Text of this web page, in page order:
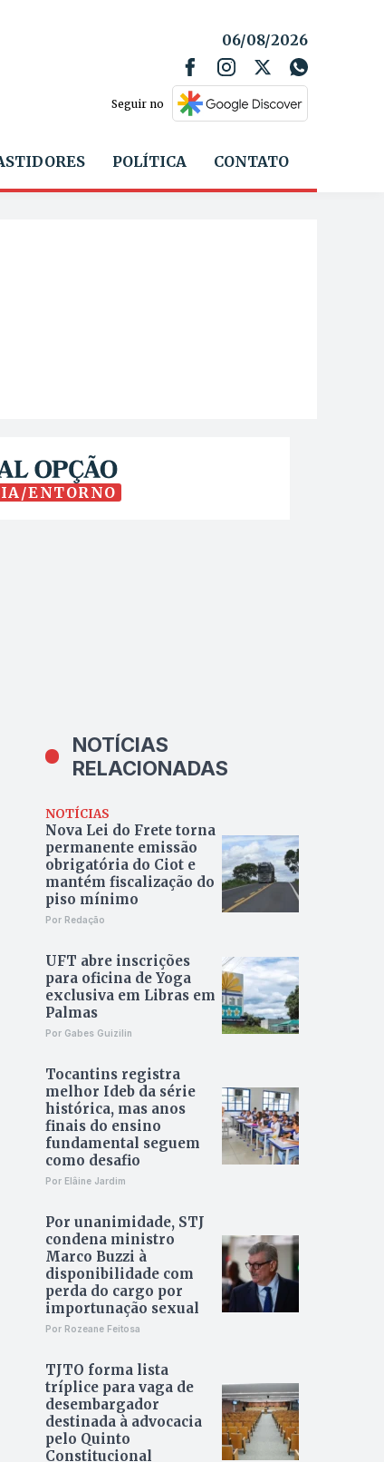
06/08/2026
Seguir no
POLÍTICA CONTATO
ENTORNO
NOTÍCIAS
RELACIONADAS
NOTÍCIAS
Nova Lei do Frete torna
permanente emissão
obrigatória do Ciot e
mantém fiscalização do
piso mínimo
Por Redação
UFT abre inscrições
para oficina de Yoga
exclusiva em Libras em
Palmas
Por Gabes Guizilin
Tocantins registra
melhor Ideb da série
histórica, mas anos
finais do ensino
fundamental seguem
como desafio
Por Elâine Jardim
Por unanimidade, STJ
condena ministro
Marco Buzzi à
disponibilidade com
perda do cargo por
importunação sexual
Por Rozeane Feitosa
TJTO forma lista
tríplice para vaga de
desembargador
destinada à advocacia
pelo Quinto
Constitucional